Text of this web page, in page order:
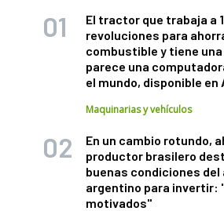
El tractor que trabaja a
revoluciones para
combustible y tiene
parece una
el mundo, disponible en
Maquinarias y vehículos
En un cambio rotundo,
productor brasilero
buenas condiciones del
argentino para invertir:
motivados"